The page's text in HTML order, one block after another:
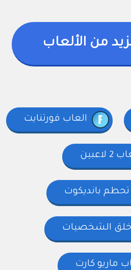
من الألعاب
العاب فورتنايت
لاعبين
تحطم بانديكوت
خلق الشخصيات
ماريو كارت